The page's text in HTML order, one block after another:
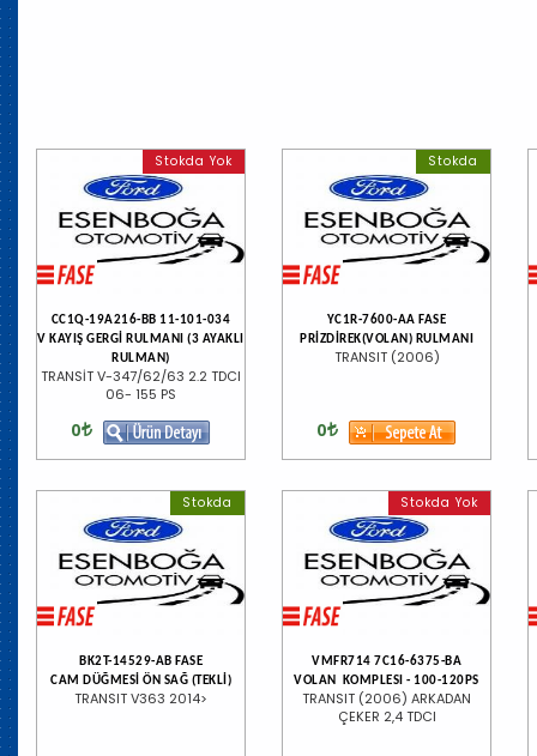
Stokda Yok
CC1Q-19A216-BB 11-101-034
V KAYIŞ GERGİ RULMANI (3 AYAKLI
RULMAN)
TRANSİT V-347/62/63 2.2 TDCI
06- 155 PS
0
Stokda
YC1R-7600-AA FASE
PRİZDİREK(VOLAN) RULMANI
TRANSIT (2006)
0
Stokda
BK2T-14529-AB FASE
CAM DÜĞMESİ ÖN SAĞ (TEKLİ)
TRANSIT V363 2014>
Stokda Yok
VMFR714 7C16-6375-BA
VOLAN KOMPLESI - 100-120PS
TRANSIT (2006) ARKADAN
ÇEKER 2,4 TDCI